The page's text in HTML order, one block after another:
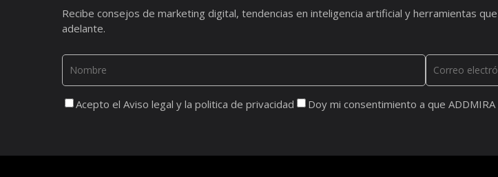
Recibe consejos de marketing digital, tendencias en inteligencia artificial y herramientas
adelante.
Acepto el Aviso legal y la politica de privacidad Doy mi consentimiento a que